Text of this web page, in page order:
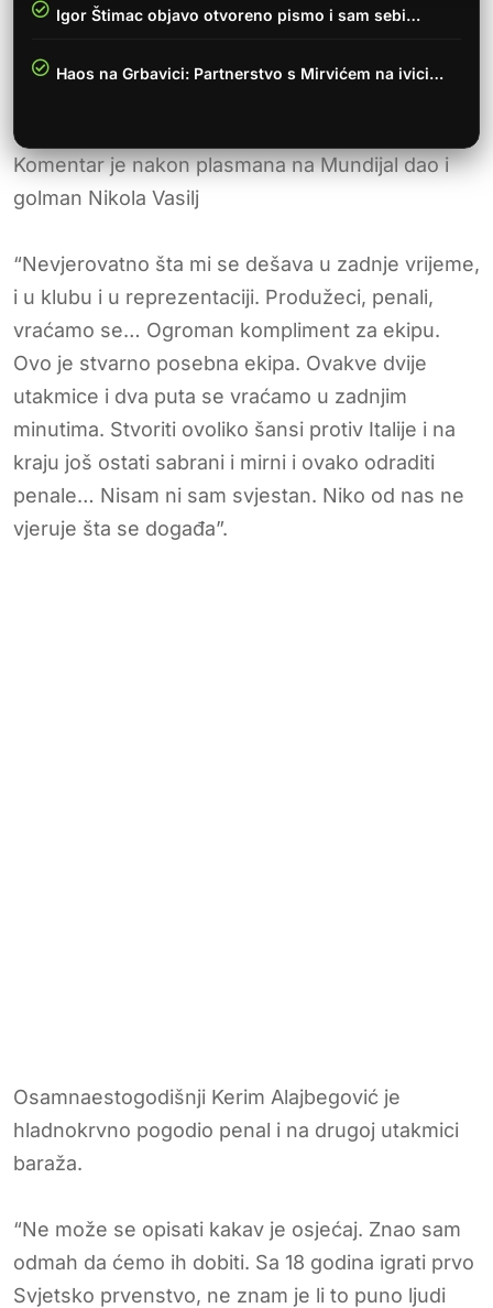
Igor Štimac objavo otvoreno pismo i sam sebi…
Haos na Grbavici: Partnerstvo s Mirvićem na ivici…
Komentar je nakon plasmana na Mundijal dao i
golman Nikola Vasilj
“Nevjerovatno šta mi se dešava u zadnje vrijeme,
i u klubu i u reprezentaciji. Produžeci, penali,
vraćamo se… Ogroman kompliment za ekipu.
Ovo je stvarno posebna ekipa. Ovakve dvije
utakmice i dva puta se vraćamo u zadnjim
minutima. Stvoriti ovoliko šansi protiv Italije i na
kraju još ostati sabrani i mirni i ovako odraditi
penale… Nisam ni sam svjestan. Niko od nas ne
vjeruje šta se događa”.
Osamnaestogodišnji Kerim Alajbegović je
hladnokrvno pogodio penal i na drugoj utakmici
baraža.
“Ne može se opisati kakav je osjećaj. Znao sam
odmah da ćemo ih dobiti. Sa 18 godina igrati prvo
Svjetsko prvenstvo, ne znam je li to puno ljudi